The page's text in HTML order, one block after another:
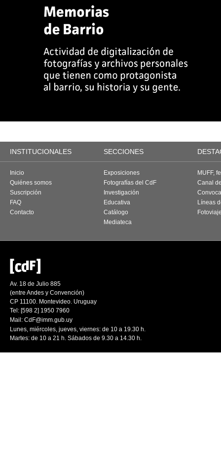
INSTITUCIONALES SECCIONES
Inicio
Quiénes somos
Suscripción
FAQ
Contacto
Exposiciones
Fotografías del CdF
Investigación
Educativa
Catálogo
Mediateca
MUFF,
Canal
Líneas
Av. 18 de Julio 885
(entre Andes y Convención)
CP 11100. Montevideo. Uruguay
Tel: [598 2] 1950 7960
Mail: CdF@imm.gub.uy
Lunes, miércoles, jueves, viernes: de 10 a 19.30 h.
Martes: de 10 a 21 h. Sábados de 9.30 a 14.30 h.